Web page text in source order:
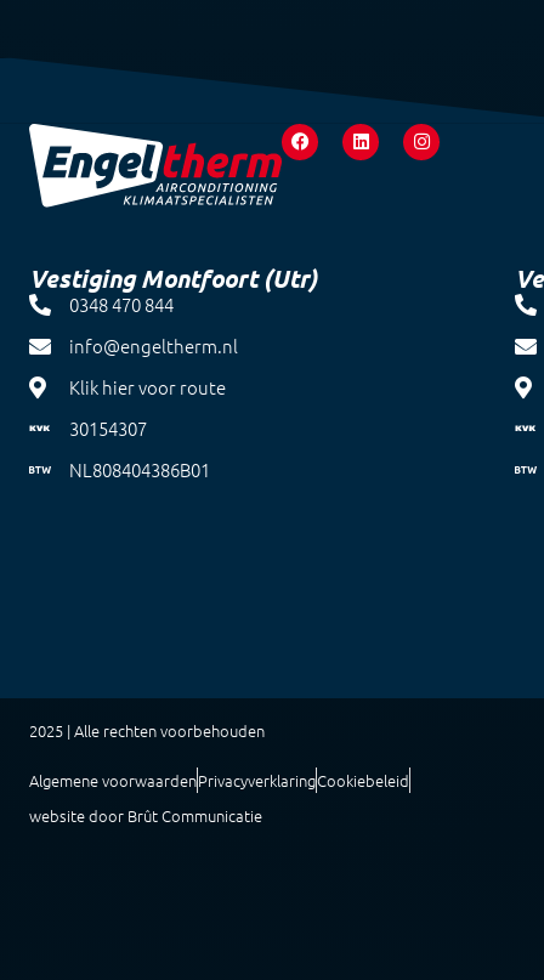
Vestiging Montfoort (Utr)
0348 470 844
info@engeltherm.nl
Klik hier voor route
30154307
NL808404386B01
2025 | Alle rechten voorbehouden
Algemene voorwaardenPrivacyverklaringCookiebeleid
website door Brût Communicatie